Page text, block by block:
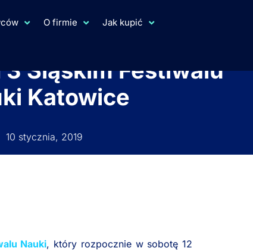
O firmie Jak kupić
Śląskim Festiwalu
Katowice
10 stycznia, 2019
Nauki, który rozpocznie w sobotę 12